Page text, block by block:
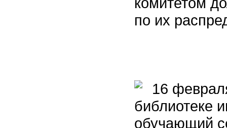
по их
16
библиотеке
обучающий